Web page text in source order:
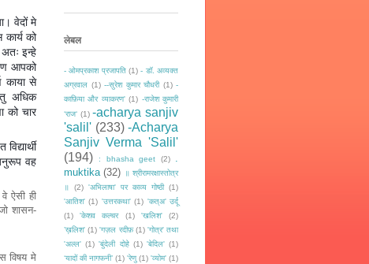
वेदों मे
को
इन्हे
आपको
काया से
अधिक
को चार
वह
ऐसी ही
शासन-
विषय मे
लेबल
- ओमप्रकाश प्रजापति (1) - डॉ. अव्यक्त
अग्रवाल (1) --सुरेश कुमार चौधरी (1) -
काफ़िया और व्याकरण' (1) -राजेश कुमारी
‘राज‘ (1) -acharya sanjiv
'salil' (233) -Acharya
Sanjiv Verma 'Salil'
(194)
: bhasha geet (2)
muktika (32)
॥ श्रीरामरक्षास्तोत्र
॥
(2) 'अभिलाषा' पर काव्य गोष्ठी (1)
'आतिश' (1) 'उत्तरकथा' (1) 'कत्अ' उर्दू
(1)
'केशव कल्चर (1) 'खलिश'
(2)
’ख़लिश' (1) 'गज़ल रदीफ़ (1) 'गोत्र' तथा
'अल्ल' (1) 'बुंदेली दोहे (1) 'बेदिल' (1)
‘यादों की नागफनी’ (1) 'रेणु (1) 'व्योम' (1)